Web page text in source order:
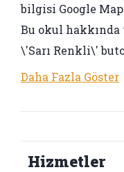
bilgisi Google
Bu okul
\'Sarı Renkli\'
Daha Fazla Göster
Hizmetler